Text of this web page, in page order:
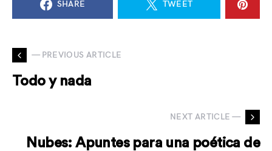
SHARE TWEET
— PREVIOUS ARTICLE
Todo y nada
NEXT ARTICLE —
Nubes: Apuntes para una poética de